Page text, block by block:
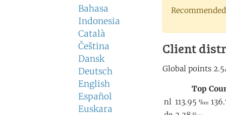
Bahasa
Indonesia
Català
Čeština
Dansk
Deutsch
English
Español
Euskara
Client